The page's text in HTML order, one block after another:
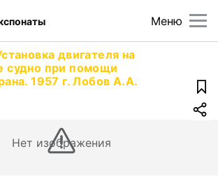
Меню
двигателя на
судно при помощи
1957 г. Лобов А.А.
Нет изображения